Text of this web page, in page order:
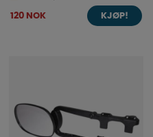
120 NOK KJØP!